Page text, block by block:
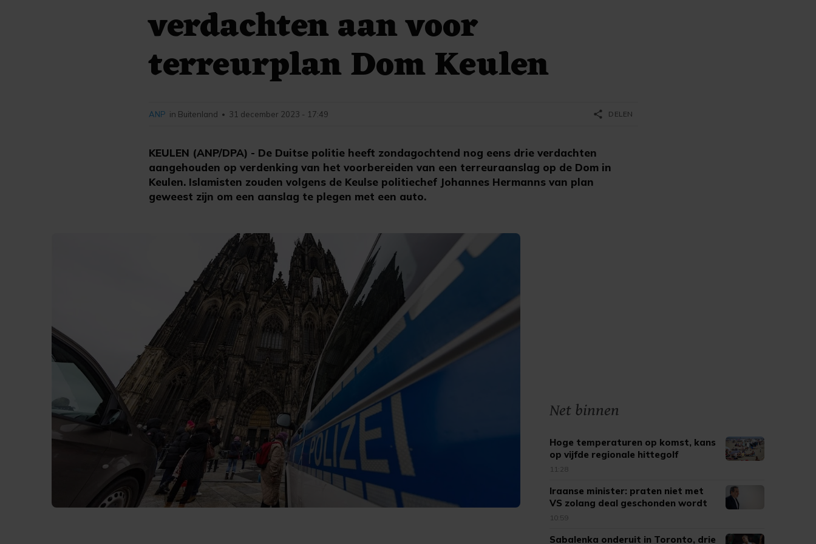
verdachten aan voor
terreurplan Dom Keulen
KEULEN (ANP/DPA) - De Duitse politie heeft zondagochtend nog eens drie verdachten
aangehouden op verdenking van het voorbereiden van een terreuraanslag op de Dom in
Keulen. Islamisten zouden volgens de Keulse politiechef Johannes Hermanns van plan
geweest zijn om een aanslag te plegen met een auto.
ANP in Buitenland • 31 december 2023 - 17:49 share DELEN
Net binnen
Hoge temperaturen op komst, kans
op vijfde regionale hittegolf
11:28
Iraanse minister: praten niet met
VS zolang deal geschonden wordt
10:59
Sabalenka onderuit in Toronto, drie